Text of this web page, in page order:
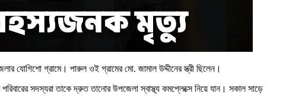
যোগিশো গ্রামে। পারুল ওই গ্রামের মো. জামাল উদ্দীনের স্ত্রী ছিলেন।
সদস্যরা তাকে দ্রুত তানোর উপজেলা স্বাস্থ্য কমপ্লেক্সে নিয়ে যান। সকাল সাড়ে